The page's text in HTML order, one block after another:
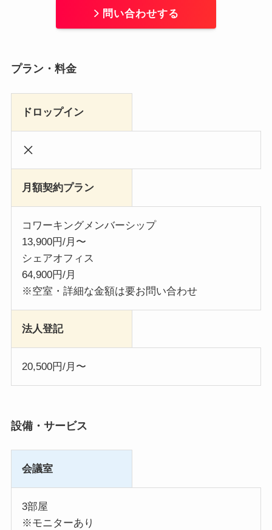
問い合わせする
プラン・料金
ドロップイン
月額契約プラン
コワーキングメンバーシップ
13,900円/月〜
シェアオフィス
64,900円/月
※空室・詳細な金額は要お問い合わせ
法人登記
20,500円/月〜
設備・サービス
会議室
3部屋
※モニターあり